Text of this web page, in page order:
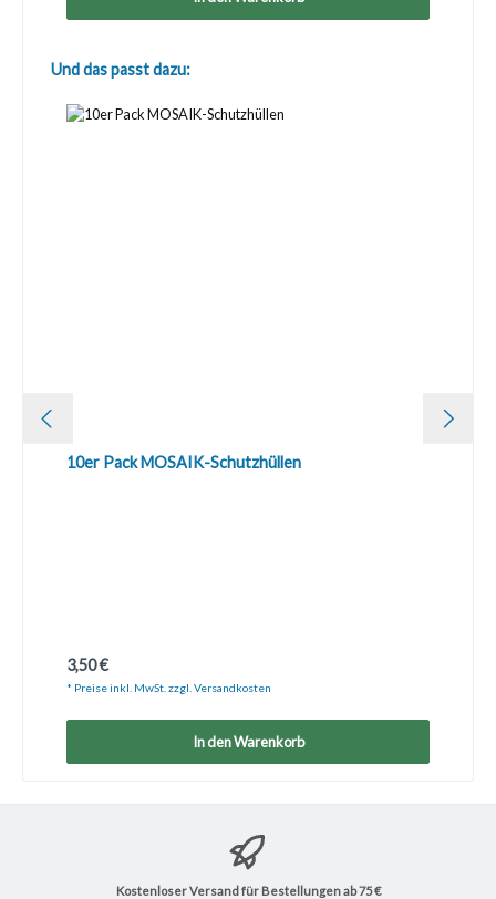
Produktgalerie überspringen
Und das passt dazu:
10er Pack MOSAIK-Schutzhüllen
Regulärer Preis:
3,50 €
* Preise inkl. MwSt. zzgl. Versandkosten
In den Warenkorb
Kostenloser Versand für Bestellungen ab 75 €